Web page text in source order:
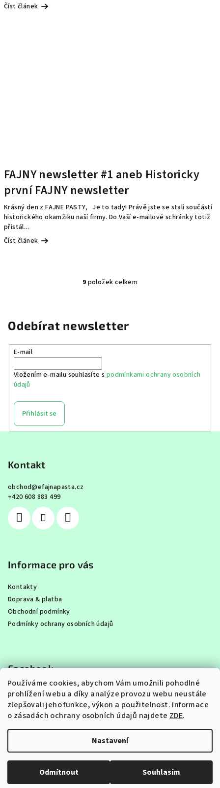
Používáme cookies, abychom Vám umožnili pohodlné
prohlížení webu a díky analýze provozu webu neustále
zlepšovali jeho funkce, výkon a použitelnost. Informace
o zásadách ochrany osobních údajů najdete ZDE.
Nastavení
Odmítnout Souhlasím
Číst článek
FAJNY newsletter #1 aneb Historicky
první FAJNY newsletter
Krásný den z FAJNE PASTY, Je to tady! Právě jste se stali součástí
historického okamžiku naší firmy. Do Vaší e-mailové schránky totiž
přistál...
Číst článek
O
á
d
a
p
v
9 položek celkem
Odebírat newsletter
E-mail
Vložením e-mailu souhlasíte s podmínkami ochrany osobních
údajů
Přihlásit se
Kontakt
obchod@efajnapasta.cz
+420 608 883 499
Informace pro vás
Kontakty
Doprava & platba
Obchodní podmínky
Podmínky ochrany osobních údajů
Facebook
Instagram
Upravit nastavení cookies
Vytvořil Shoptet